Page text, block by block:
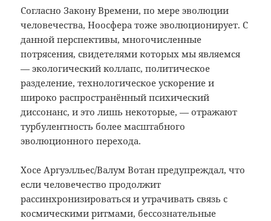
Согласно Закону Времени, по мере эволюции
человечества, Ноосфера тоже эволюционирует. С
данной перспективы, многочисленные
потрясения, свидетелями которых мы являемся
— экологический коллапс, политическое
разделение, технологическое ускорение и
широко распространённый психический
диссонанс, и это лишь некоторые, — отражают
турбулентность более масштабного
эволюционного перехода.
Хосе Аргуэлльес/Валум Вотан предупреждал, что
если человечество продолжит
рассинхронизироваться и утрачивать связь с
космическими ритмами, бессознательные